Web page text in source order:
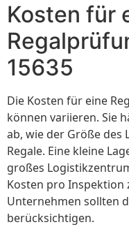
Kosten für
15635
Die Kosten für eine
können variieren. Sie
ab, wie der Größe des
Regale. Eine kleine
großes
Kosten pro Inspektion
Unternehmen sollten
berücksichtigen.